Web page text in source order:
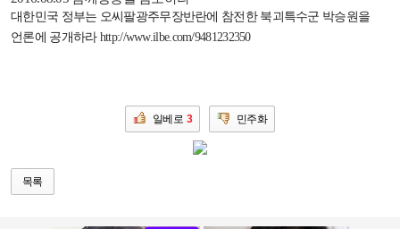
대한민국 정부는 오씨팔광주무장반란에 참전한 북괴특수군 박승원을
언론에 공개하라 http://www.ilbe.com/9481232350
일베로 3 민주화
목록